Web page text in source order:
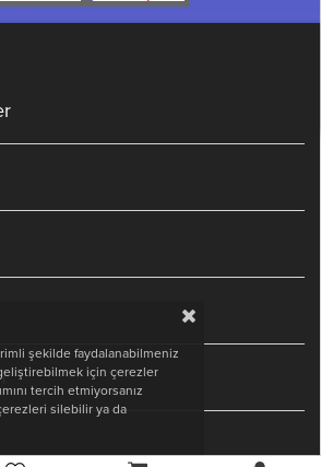
şekilde faydalanabilmeniz
için çerezler
tercih etmiyorsanız
çerezleri silebilir ya da